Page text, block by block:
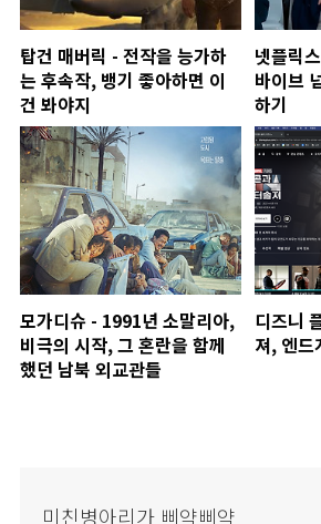
탑건 매버릭 - 전작을 능가하
는 후속작, 뱅기 좋아하면 이
건 봐야지
넷플릭
바이브
하기
모가디슈 - 1991년 소말리아,
비극의 시작, 그 혼란을 함께
했던 남북 외교관들
디즈니
져, 엔드
미친병아리가 삐약삐약